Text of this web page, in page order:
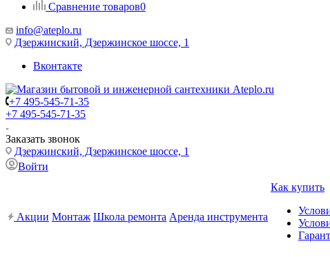
Сравнение товаров0
info@ateplo.ru
Дзержинский, Дзержинское шоссе, 1
Вконтакте
+7 495-545-71-35
+7 495-545-71-35
Заказать звонок
Дзержинский, Дзержинское шоссе, 1
Войти
Акции Монтаж Школа ремонта Аренда инструмента
Как купить